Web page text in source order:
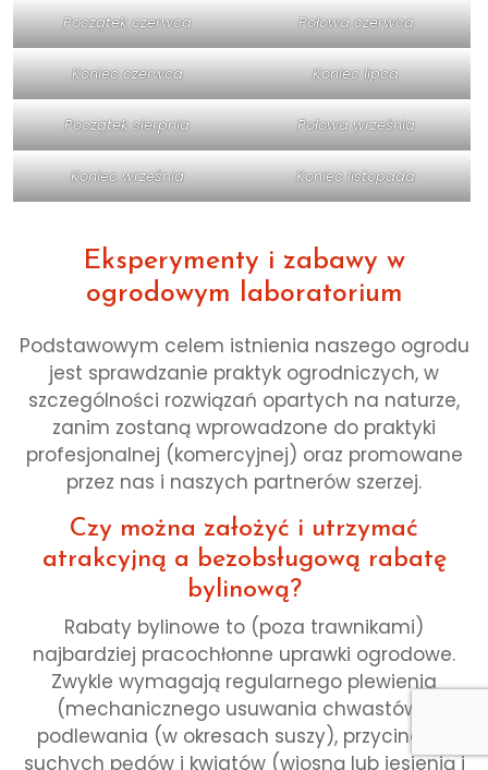
Początek czerwca Połowa czerwca
Koniec czerwca Koniec lipca
Początek sierpnia Połowa września
Koniec września Koniec listopada
Eksperymenty i zabawy w
ogrodowym laboratorium
Podstawowym celem istnienia naszego ogrodu
jest sprawdzanie praktyk ogrodniczych, w
szczególności rozwiązań opartych na naturze,
zanim zostaną wprowadzone do praktyki
profesjonalnej (komercyjnej) oraz promowane
przez nas i naszych partnerów szerzej.
Czy można założyć i utrzymać
atrakcyjną a bezobsługową rabatę
bylinową?
Rabaty bylinowe to (poza trawnikami)
najbardziej pracochłonne uprawki ogrodowe.
Zwykle wymagają regularnego plewienia
(mechanicznego usuwania chwastów),
podlewania (w okresach suszy), przycinania
suchych pędów i kwiatów (wiosną lub jesienią i